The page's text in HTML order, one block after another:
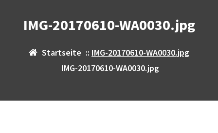
IMG-20170610-WA0030.jpg
Startseite :: IMG-20170610-WA0030.jpg
IMG-20170610-WA0030.jpg